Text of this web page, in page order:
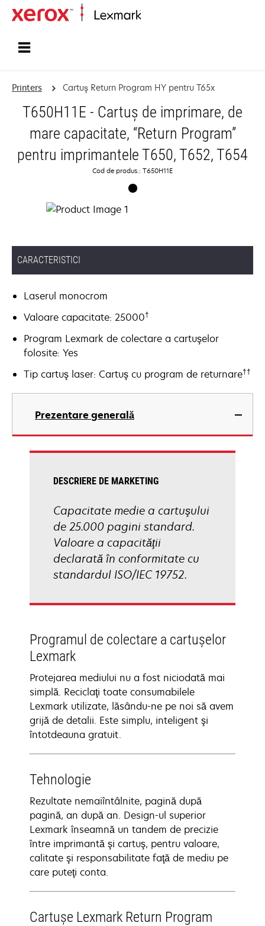
Printers Cartuş Return Program HY pentru T65x
T650H11E - Cartuş de imprimare, de
mare capacitate, “Return Program”
pentru imprimantele T650, T652, T654
Cod de produs.: T650H11E
CARACTERISTICI
Laserul monocrom
Valoare capacitate: 25000†
Program Lexmark de colectare a cartuşelor
folosite: Yes
Tip cartuş laser: Cartuş cu program de returnare††
Prezentare generală
DESCRIERE DE MARKETING
Capacitate medie a cartuşului
de 25.000 pagini standard.
Valoare a capacităţii
declarată în conformitate cu
standardul ISO/IEC 19752.
Programul de colectare a cartuşelor
Lexmark
Protejarea mediului nu a fost niciodată mai
simplă. Reciclaţi toate consumabilele
Lexmark utilizate, lăsându-ne pe noi să avem
grijă de detalii. Este simplu, inteligent şi
întotdeauna gratuit.
Tehnologie
Rezultate nemaiîntâlnite, pagină după
pagină, an după an. Design-ul superior
Lexmark înseamnă un tandem de precizie
între imprimantă şi cartuş, pentru valoare,
calitate şi responsabilitate faţă de mediu pe
care puteţi conta.
Cartuşe Lexmark Return Program